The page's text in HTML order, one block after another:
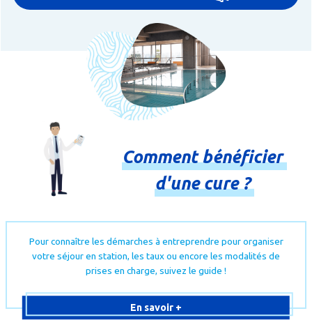
Comment bénéficier
d'une cure ?
Pour connaître les démarches à entreprendre pour organiser
votre séjour en station, les taux ou encore les modalités de
prises en charge, suivez le guide !
En savoir +